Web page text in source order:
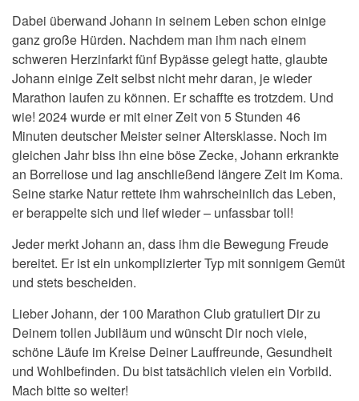
Dabei überwand Johann in seinem Leben schon einige
ganz große Hürden. Nachdem man ihm nach einem
schweren Herzinfarkt fünf Bypässe gelegt hatte, glaubte
Johann einige Zeit selbst nicht mehr daran, je wieder
Marathon laufen zu können. Er schaffte es trotzdem. Und
wie! 2024 wurde er mit einer Zeit von 5 Stunden 46
Minuten deutscher Meister seiner Altersklasse. Noch im
gleichen Jahr biss ihn eine böse Zecke, Johann erkrankte
an Borreliose und lag anschließend längere Zeit im Koma.
Seine starke Natur rettete ihm wahrscheinlich das Leben,
er berappelte sich und lief wieder – unfassbar toll!
Jeder merkt Johann an, dass ihm die Bewegung Freude
bereitet. Er ist ein unkomplizierter Typ mit sonnigem Gemüt
und stets bescheiden.
Lieber Johann, der 100 Marathon Club gratuliert Dir zu
Deinem tollen Jubiläum und wünscht Dir noch viele,
schöne Läufe im Kreise Deiner Lauffreunde, Gesundheit
und Wohlbefinden. Du bist tatsächlich vielen ein Vorbild.
Mach bitte so weiter!